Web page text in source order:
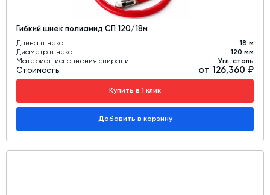
Гибкий шнек полиамид СП 120/18м
Длина шнека
18 м
Диаметр шнека
120 мм
Материал исполнения спирали
Угл. сталь
Стоимость: от 126,360 ₽
Купить в 1 клик
Добавить в корзину